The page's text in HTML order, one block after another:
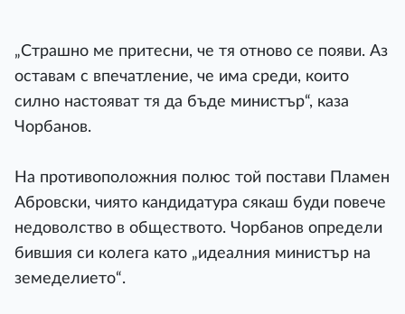
„Страшно ме притесни, че тя отново се появи. Аз
оставам с впечатление, че има среди, които
силно настояват тя да бъде министър“, каза
Чорбанов.
На противоположния полюс той постави Пламен
Абровски, чиято кандидатура сякаш буди повече
недоволство в обществото. Чорбанов определи
бившия си колега като „идеалния министър на
земеделието“.